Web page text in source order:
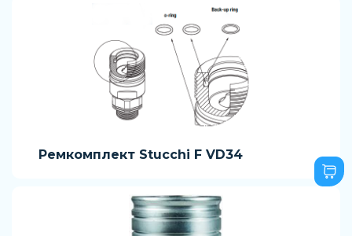
Ремкомплект Stucchi F VD34